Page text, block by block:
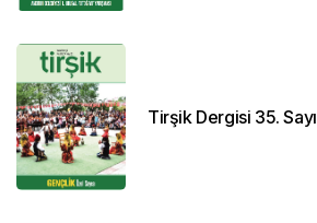
Tirşik Dergisi 35. Sayı